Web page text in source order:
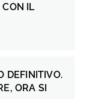
CON IL
DEFINITIVO.
ORA SI